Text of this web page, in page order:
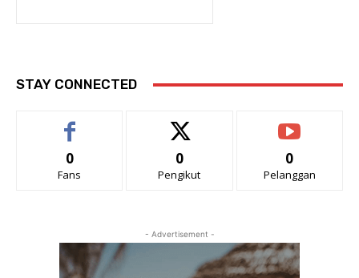
STAY CONNECTED
0
Fans
0
Pengikut
0
Pelanggan
- Advertisement -